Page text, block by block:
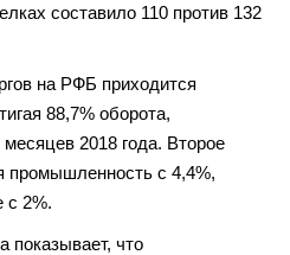
составило 110 против 132
на РФБ приходится
88,7% оборота,
2018 года. Второе
промышленность с 4,4%,
с 2%.
показывает, что